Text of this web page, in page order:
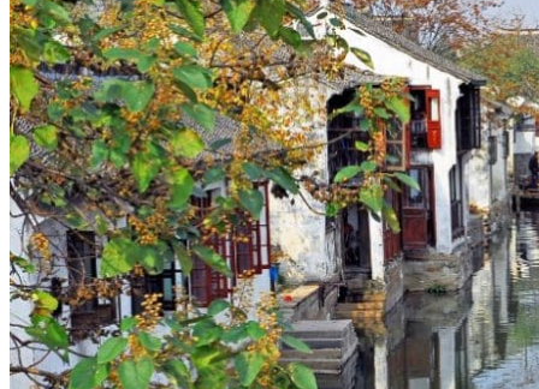
Chongqing 重庆
Guangxi 广西
Guizhou 贵州
Hubei
Sichuan 四川
Tibet 西藏
Yunnan 云南
Circuits
Organisation
Circuits sur mesure
Nos Petits Groupes
Ambiance
Classique et incontournables
Culture & expériences
Nature et grands paysages
Famille et enfants
Trekking et aventure